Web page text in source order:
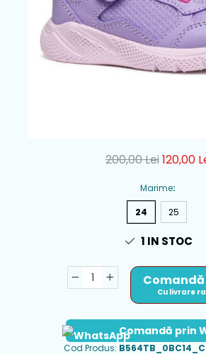
200,00 Lei120,00
Marime:
24
25
1 IN STOC
Cu livrare
Comandă prin
Cod Produs: